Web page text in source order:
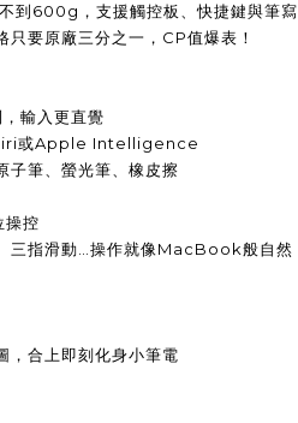
到600g，支援觸控板、快捷鍵與筆寫
只要原廠三分之一，CP值爆表！
輸入更直覺
或Apple Intelligence
子筆、螢光筆、橡皮擦
操控
三指滑動…操作就像MacBook般自然
，合上即刻化身小筆電